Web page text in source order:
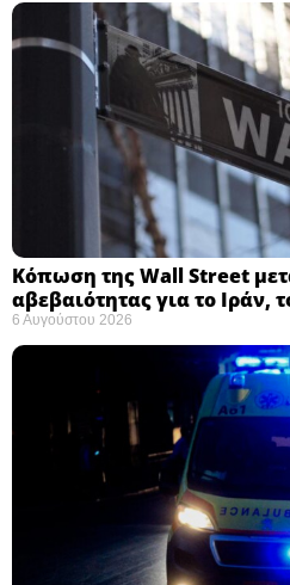
Κόπωση της Wall Street
αβεβαιότητας για το Ιράν,
6 Αυγούστου 2026